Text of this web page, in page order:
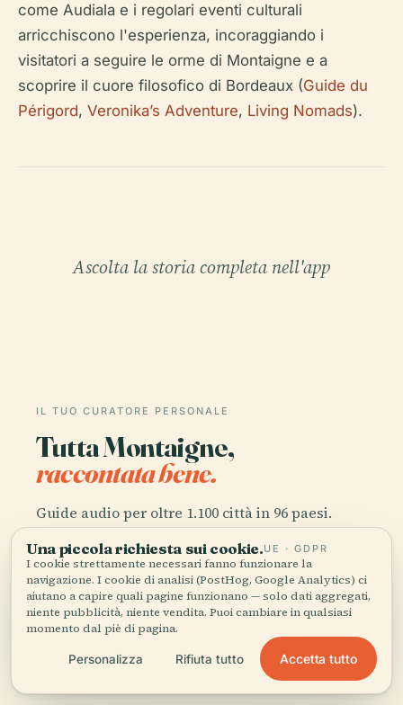
come Audiala e i regolari eventi culturali
arricchiscono l'esperienza, incoraggiando i
visitatori a seguire le orme di Montaigne e a
scoprire il cuore filosofico di Bordeaux (Guide du
Périgord, Veronika’s Adventure, Living Nomads).
Ascolta la storia completa nell'app
IL TUO CURATORE PERSONALE
Tutta Montaigne,
raccontata bene.
Guide audio per oltre 1.100 città in 96 paesi.
Storia, racconti e conoscenza locale —
disponibili offline.
Scarica l'app
Unisciti a oltre 50.000 viaggiatori
Una piccola richiesta sui cookie.UE · GDPR
I cookie strettamente necessari fanno funzionare la
navigazione. I cookie di analisi (PostHog, Google Analytics) ci
aiutano a capire quali pagine funzionano — solo dati aggregati,
niente pubblicità, niente vendita. Puoi cambiare in qualsiasi
momento dal piè di pagina.
Personalizza Rifiuta tutto Accetta tutto